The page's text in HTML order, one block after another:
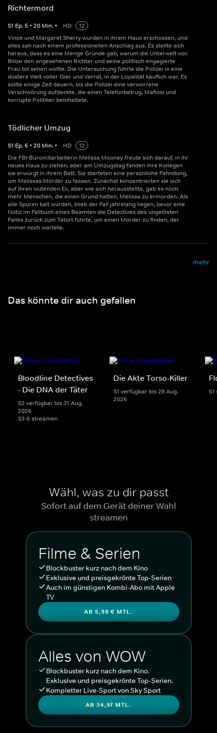
Richtermord
S1 Ep.5 • 20 Min. • HD
12
Vince und Margaret Sherry wurden in ihrem Haus erschossen, und
alles sah nach einem professionellen Anschlag aus. Es stellte sich
heraus, dass es eine Menge Gründe gab, warum die Unterwelt von
Biloxi den angesehenen Richter und seine politisch engagierte
Frau tot sehen wollte. Die Untersuchung führte die Polizei in eine
düstere Welt voller Gier und Verrat, in der Loyalität käuflich war. Es
sollte einige Zeit dauern, bis die Polizei eine verworrene
Verschwörung aufdeckte, die einen Telefonbetrug, Mafiosi und
korrupte Politiker beinhaltete.
Tödlicher Umzug
S1 Ep.6 • 20 Min. • HD
12
Die FBI-Büromitarbeiterin Melissa Mooney freute sich darauf, in ihr
neues Haus zu ziehen, aber am Umzugstag fanden ihre Kollegen
sie erwürgt in ihrem Bett. Sie starteten eine persönliche Fahndung,
um Melissas Mörder zu fassen. Zunächst konzentrierten sie sich
auf ihren wütenden Ex, aber wie sich herausstellte, gab es noch
mehr Menschen, die einen Grund hatten, Melissa zu ermorden. Als
alle Spuren kalt wurden, blieb der Fall jahrelang liegen, bevor eine
Notiz im Fallbuch eines Beamten die Detectives des ungelösten
Falles zurück zum Tatort führte, um einen Mörder zu finden, der
immer noch wartete.
mehr
Das könnte dir auch gefallen
Bloodline Detectives
- Die DNA der Täter
S2 verfügbar bis 31 Aug.
2026
S3-6 streamen
Die Akte Torso-Killer
S1 verfügbar bis 28 Aug.
2026
Wähl, was zu dir passt
Sofort auf dem Gerät deiner Wahl
streamen
Filme & Serien
Blockbuster kurz nach dem Kino
Exklusive und preisgekrönte Top-Serien
Auch im günstigen Kombi-Abo mit Apple
TV
AB 5,98 € MTL.
Alles von WOW
Blockbuster kurz nach dem Kino.
Exklusive und preisgekrönte Top-Serien.
Kompletter Live-Sport von Sky Sport
AB 34,97 MTL.